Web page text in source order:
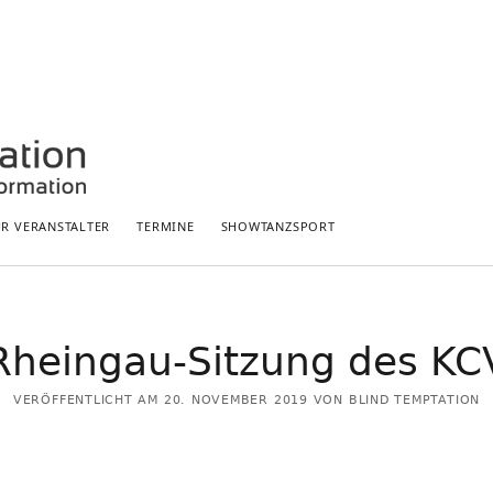
VERANSTALTER TERMINE SHOWTANZSPORT
Saison 2024: „Zeitlos“
Hessenmeisterschaft 2023
„Dem Bann verfallen“
Sitzung des
VERÖFFENTLICHT AM 20. NOVEMBER 2019 VON BLIND TEMPTATION